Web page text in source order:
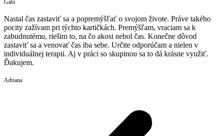
Gabi
Nastal čas zastaviť sa a popremýšľať o svojom živote. Práve takého
pocity zažívam pri týchto kartičkách. Premýšľam, vraciam sa k
zabudnutému, riešim to, na čo akosi nebol čas. Konečne dôvod
zastaviť sa a venovať čas iba sebe. Určite odporúčam a nielen v
individuálnej terapii. Aj v práci so skupinou sa to dá krásne využiť.
Ďakujem.
Adriana